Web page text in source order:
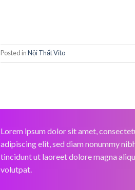
Posted inNội Thất Vito
Lorem ipsum dolor sit amet,
adipiscing elit, sed diam nonummy
tincidunt ut laoreet dolore magna
volutpat.